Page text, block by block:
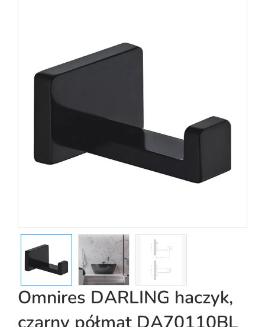
Omnires DARLING haczyk,